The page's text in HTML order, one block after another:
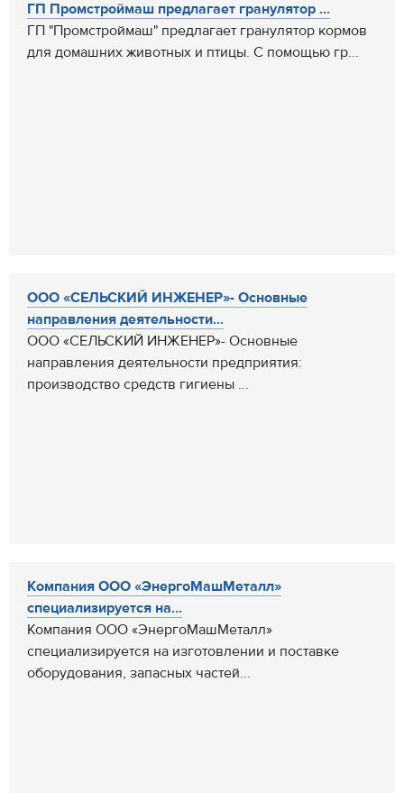
ГП Промстроймаш предлагает гранулятор ...
ГП "Промстроймаш" предлагает гранулятор кормов
для домашних животных и птицы. С помощью гр...
ООО «СЕЛЬСКИЙ ИНЖЕНЕР»- Основные
направления деятельности...
ООО «СЕЛЬСКИЙ ИНЖЕНЕР»- Основные
направления деятельности предприятия:
производство средств гигиены ...
Компания ООО «ЭнергоМашМеталл»
специализируется на...
Компания ООО «ЭнергоМашМеталл»
специализируется на изготовлении и поставке
оборудования, запасных частей...